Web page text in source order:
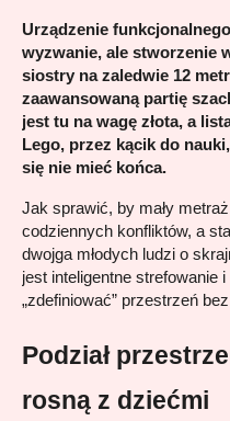
Urządzenie
wyzwanie, ale stworzenie
siostry na zaledwie 12
zaawansowaną partię
jest tu na wagę złota, a
Lego, przez kącik do
się nie mieć końca.
Jak sprawić, by mały
codziennych konfliktów, a
dwojga młodych ludzi o
jest inteligentne strefowanie
„zdefiniować” przestrzeń
Podział
rosną z dziećmi